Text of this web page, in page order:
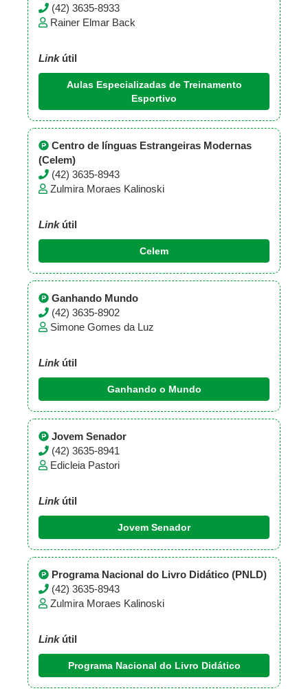
(42) 3635-8933
Rainer Elmar Back
Linkútil
Aulas Especializadas de Treinamento
Esportivo
Centro de línguas Estrangeiras Modernas
(Celem)
(42) 3635-8943
Zulmira Moraes Kalinoski
Linkútil
Celem
Ganhando Mundo
(42) 3635-8902
Simone Gomes da Luz
Linkútil
Ganhando o Mundo
Jovem Senador
(42) 3635-8941
Edicleia Pastori
Linkútil
Jovem Senador
Programa Nacional do Livro Didático (PNLD)
(42) 3635-8943
Zulmira Moraes Kalinoski
Linkútil
Programa Nacional do Livro Didático